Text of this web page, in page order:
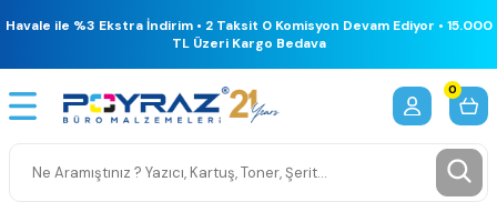
Havale ile %3 Ekstra İndirim • 2 Taksit 0 Komisyon Devam Ediyor • 15.000
TL Üzeri Kargo Bedava
0